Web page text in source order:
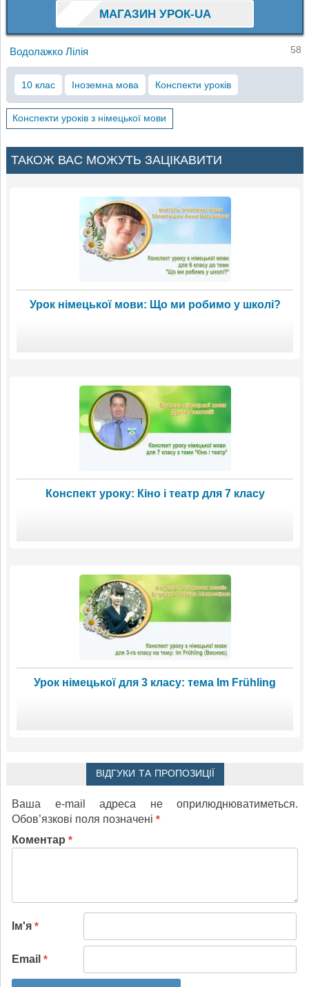
МАГАЗИН УРОК-UA
Водолажко Лілія 58
10 клас Іноземна мова Конспекти уроків
Конспекти уроків з німецької мови
ТАКОЖ ВАС МОЖУТЬ ЗАЦІКАВИТИ
Урок німецької мови: Що ми робимо у школі?
Конспект уроку: Кіно і театр для 7 класу
Урок німецької для 3 класу: тема Im Frühling
ВІДГУКИ ТА ПРОПОЗИЦІЇ
Ваша e-mail адреса не оприлюднюватиметься.
Обов’язкові поля позначені *
Коментар *
Ім'я *
Email *